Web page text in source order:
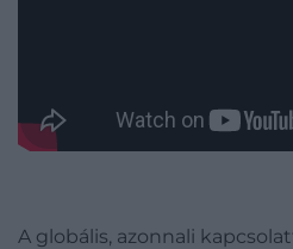
A globális, azonnali